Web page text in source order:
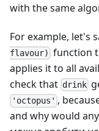
with the same
For example, let's
flavour) function
applies it to all
check that drink
'octopus' ,
and why would